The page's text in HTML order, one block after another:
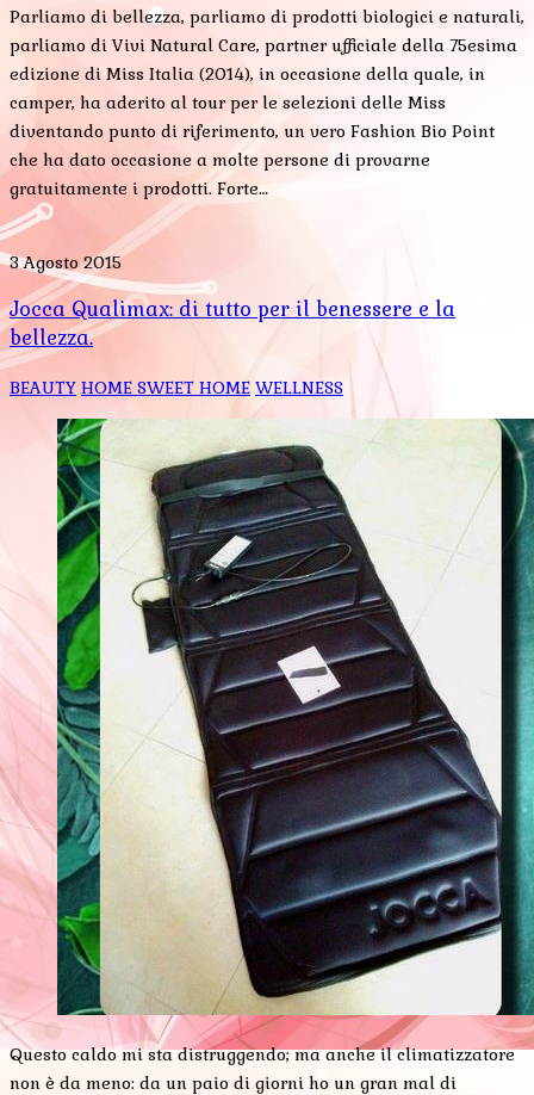
Parliamo di bellezza, parliamo di prodotti biologici e naturali,
parliamo di Vivi Natural Care, partner ufficiale della 75esima
edizione di Miss Italia (2014), in occasione della quale, in
camper, ha aderito al tour per le selezioni delle Miss
diventando punto di riferimento, un vero Fashion Bio Point
che ha dato occasione a molte persone di provarne
gratuitamente i prodotti. Forte…
3 Agosto 2015
Jocca Qualimax: di tutto per il benessere e la
bellezza.
BEAUTY HOME SWEET HOME WELLNESS
Questo caldo mi sta distruggendo; ma anche il climatizzatore
non è da meno: da un paio di giorni ho un gran mal di